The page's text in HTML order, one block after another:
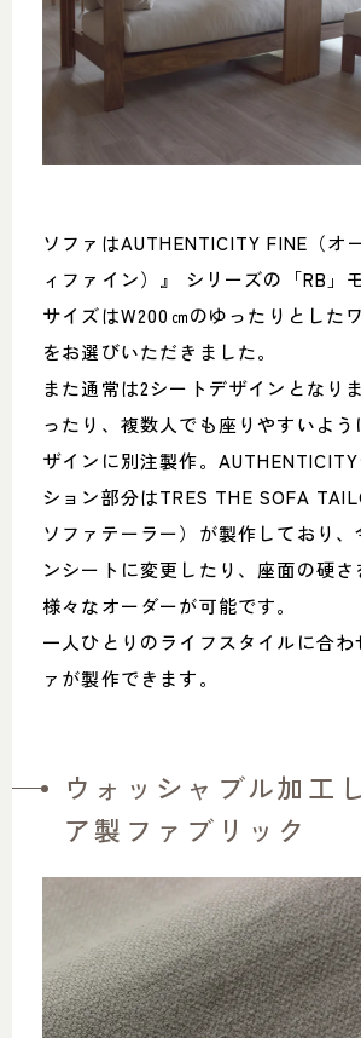
ソファはAUTHENTICITY FINE（オ
ィファイン）』 シリーズの「RB」
サイズはW200㎝のゆったりとした
をお選びいただきました。
また通常は2シートデザインとなり
ったり、複数人でも座りやすいよ
ザインに別注製作。
ション部分はTRES THE SOFA
ソファテーラー）が製作しており、
ンシートに変更したり、座面の硬
様々なオーダーが可能です。
一人ひとりのライフスタイルに合わ
ァが製作できます。
ウォッシャブル加工
ア製ファブリック